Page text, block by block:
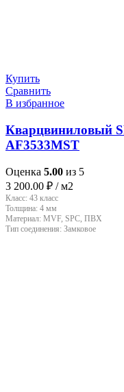
Купить
Сравнить
В избранное
Кварцвиниловый
AF3533MST
Оценка 5.00 из 5
3 200.00 ₽ / м2
Класс: 43 класс
Толщина: 4 мм
Материал: MVF, SPC, ПВХ
Тип соединения: Замковое